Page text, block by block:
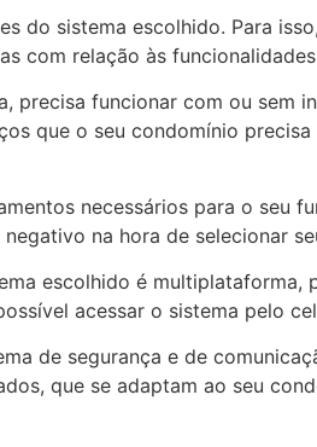
do sistema escolhido. Para
com relação às
precisa funcionar com ou sem
que o seu condomínio precisa
necessários para o seu
na hora de selecionar
escolhido é multiplataforma,
acessar o sistema pelo
de segurança e de
que se adaptam ao seu